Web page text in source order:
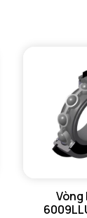
N lim -
N lim -
Mức tải
Tmin -
Vòng